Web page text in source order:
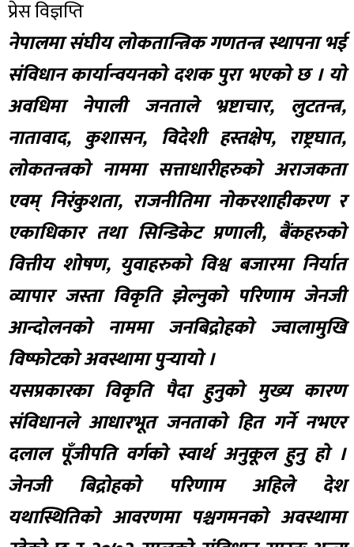
प्रेस विज्ञप्ति
नेपालमा संघीय लोकतान्त्रिक गणतन्त्र स्थापना भई
संविधान कार्यान्वयनको दशक पुरा भएको छ । यो
अवधिमा नेपाली जनताले भ्रष्टाचार, लुटतन्त्र,
नातावाद, कुशासन, विदेशी हस्तक्षेप, राष्ट्रघात,
लोकतन्त्रको नाममा सत्ताधारीहरुको अराजकता
एवम् निरंकुशता, राजनीतिमा नोकरशाहीकरण र
एकाधिकार तथा सिन्डिकेट प्रणाली, बैंकहरुको
वित्तीय शोषण, युवाहरुको विश्व बजारमा निर्यात
व्यापार जस्ता विकृति झेल्नुको परिणाम जेनजी
आन्दोलनको नाममा जनबिद्रोहको ज्वालामुखि
विष्फोटको अवस्थामा पुर्‍यायो ।
यसप्रकारका विकृति पैदा हुनुको मुख्य कारण
संविधानले आधारभूत जनताको हित गर्ने नभएर
दलाल पूँजीपति वर्गको स्वार्थ अनुकूल हुनु हो ।
जेनजी बिद्रोहको परिणाम अहिले देश
यथास्थितिको आवरणमा पश्चगमनको अवस्थामा